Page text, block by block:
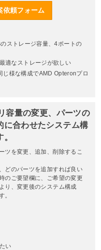
依頼フォーム
ストレージ容量、4ポートの
適なストレージが欲しい
様な構成でAMD Opteronプロ
容量の変更、パーツの
に合わせたシステム構
ツを変更、追加、削除するこ
どのパーツを追加すれば良い
のご要望欄に、ご希望の変更
り、変更後のシステム構成
。
い